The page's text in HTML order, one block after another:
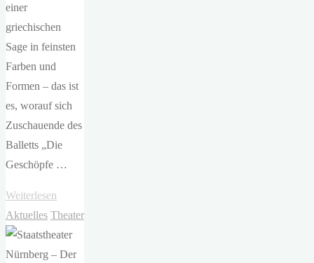
einer
griechischen
Sage in feinsten
Farben und
Formen – das ist
es, worauf sich
Zuschauende des
Balletts „Die
Geschöpfe …
Weiterlesen
Hof
–
Die
Aktuelles Theater